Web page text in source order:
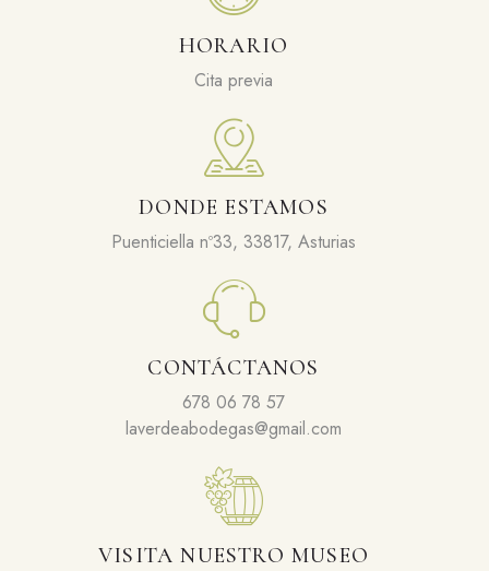
HORARIO
Cita previa
DONDE ESTAMOS
Puenticiella nº33, 33817, Asturias
CONTÁCTANOS
678 06 78 57
laverdeabodegas@gmail.com
VISITA NUESTRO MUSEO